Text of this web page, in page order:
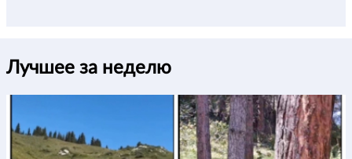
Лучшее за неделю